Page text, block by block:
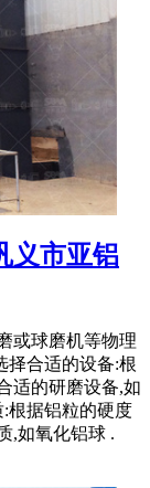
义市亚铝
或球磨机等物理
择合适的设备:根
适的研磨设备,如
根据铝粒的硬度
,如氧化铝球 .